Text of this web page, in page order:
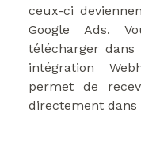
ceux-ci
Google Ads.
télécharger
intégration
permet de
directement dans